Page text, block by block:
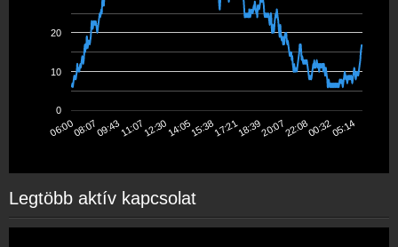
06:0008:0709:4311:0712:3014:0515:3817:2118:3920:0722:0800:3205:14
0
10
20
Legtöbb aktív kapcsolat